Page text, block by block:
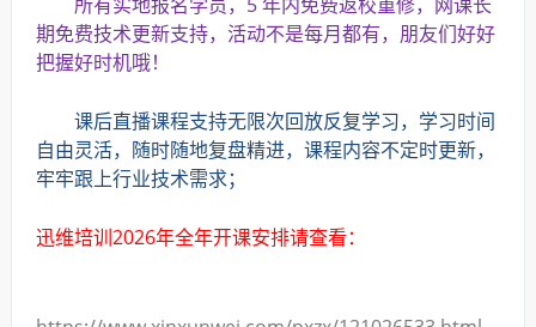
期免费技术更新支持，活动不是每月都有，朋友们好好
把握好时机哦！
课后直播课程支持无限次回放反复学习，学习时间
自由灵活，随时随地复盘精进，课程内容不定时更新，
牢牢跟上行业技术需求；
迅维培训2026年全年开课安排请查看：